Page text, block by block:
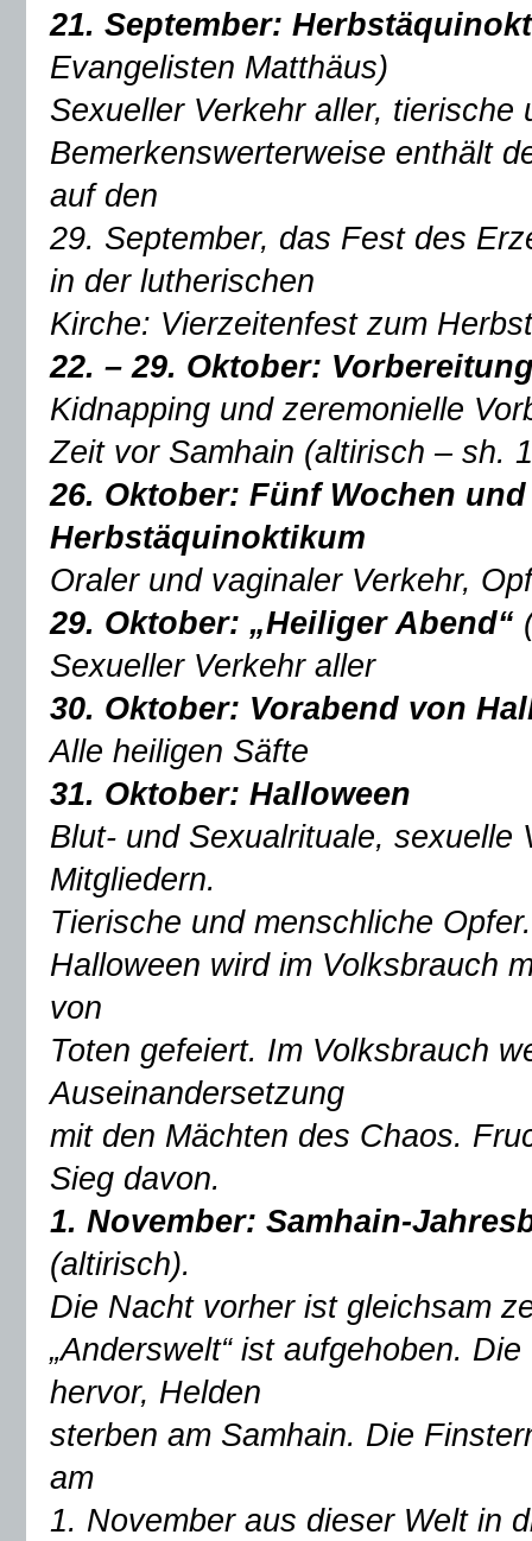
21. September:
Evangelisten Matthäus)
Sexueller Verkehr aller, tierische
Bemerkenswerterweise enthält
auf den
29. September, das Fest des
in der lutherischen
Kirche: Vierzeitenfest zum
22. – 29. Oktober:
Kidnapping und zeremonielle
Zeit vor Samhain (altirisch – sh.
26. Oktober: Fünf Wochen
Herbstäquinoktikum
Oraler und vaginaler Verkehr,
29. Oktober: „Heiliger Abend“
Sexueller Verkehr aller
30. Oktober: Vorabend von
Alle heiligen Säfte
31. Oktober: Halloween
Blut- und Sexualrituale, sexuelle
Mitgliedern.
Tierische und menschliche Opfer.
Halloween wird im Volksbrauch
von
Toten gefeiert. Im Volksbrauch
Auseinandersetzung
mit den Mächten des Chaos.
Sieg davon.
1. November: Samhain-
(altirisch).
Die Nacht vorher ist gleichsam
„Anderswelt“ ist aufgehoben.
hervor, Helden
sterben am Samhain. Die
am
1. November aus dieser Welt in